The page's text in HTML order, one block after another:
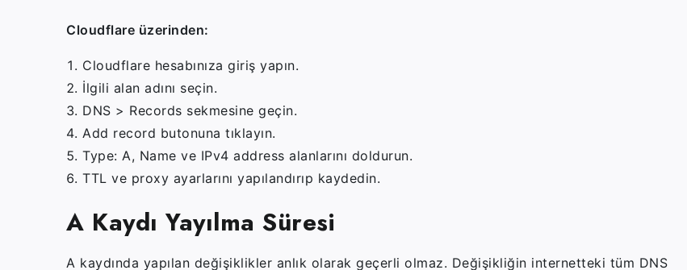
Cloudflare üzerinden:
Cloudflare hesabınıza giriş yapın.
İlgili alan adını seçin.
DNS > Records sekmesine geçin.
Add record butonuna tıklayın.
Type: A, Name ve IPv4 address alanlarını doldurun.
TTL ve proxy ayarlarını yapılandırıp kaydedin.
A Kaydı Yayılma Süresi
A kaydında yapılan değişiklikler anlık olarak geçerli olmaz. Değişikliğin internetteki tüm DNS